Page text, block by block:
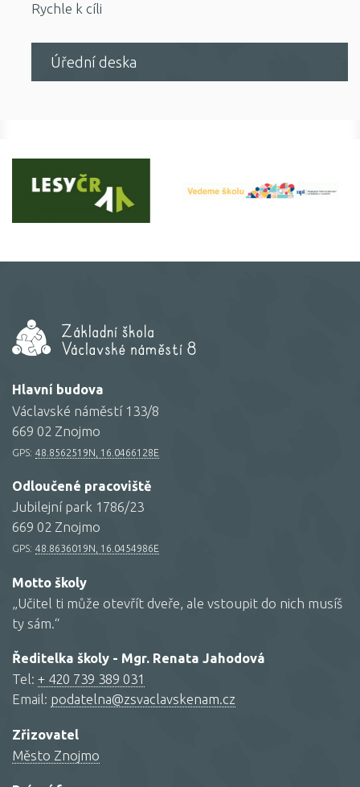
Rychle k cíli
Úřední deska
Hlavní budova
Václavské náměstí 133/8
669 02 Znojmo
GPS: 48.8562519N, 16.0466128E
Odloučené pracoviště
Jubilejní park 1786/23
669 02 Znojmo
GPS: 48.8636019N, 16.0454986E
Motto školy
„Učitel ti může otevřít dveře, ale vstoupit do nich musíš
ty sám.“
Ředitelka školy - Mgr. Renata Jahodová
Tel: + 420 739 389 031
Email: podatelna@zsvaclavskenam.cz
Zřizovatel
Město Znojmo